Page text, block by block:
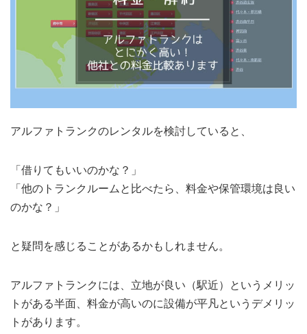
アルファトランクのレンタルを検討していると、
「借りてもいいのかな？」
「他のトランクルームと比べたら、料金や保管環境は良い
のかな？」
と疑問を感じることがあるかもしれません。
アルファトランクには、立地が良い（駅近）というメリッ
トがある半面、料金が高いのに設備が平凡というデメリッ
トがあります。